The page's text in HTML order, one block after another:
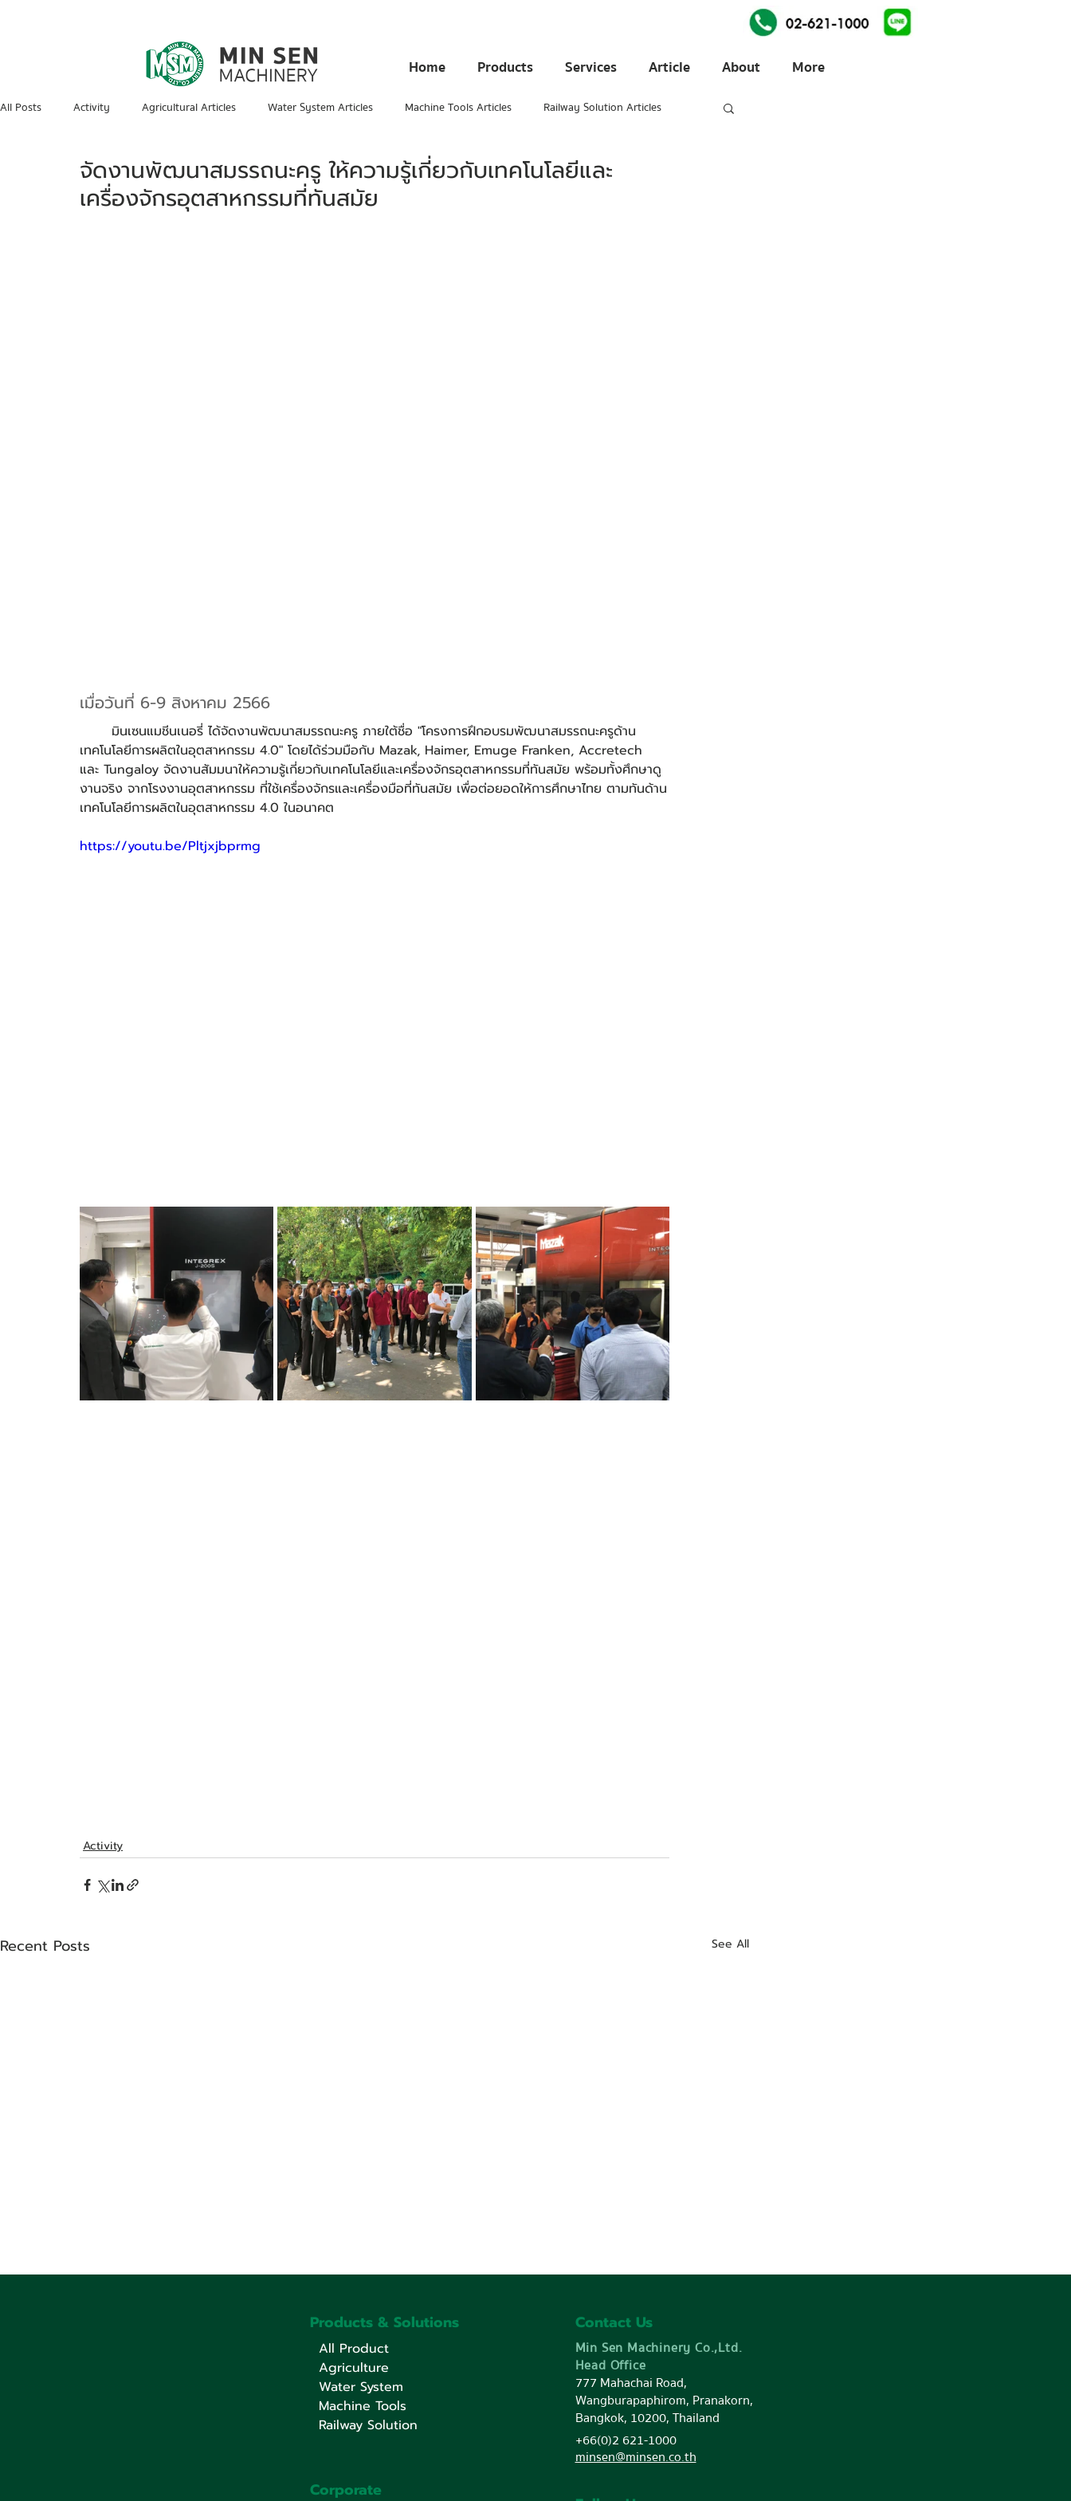
Home Products Services Article About More
All Posts Activity Agricultural Articles Water System Articles Machine Tools Articles Railway Solution Articles
จัดงานพัฒนาสมรรถนะครู ให้ความรู้เกี่ยวกับเทคโนโลยีและ
เครื่องจักรอุตสาหกรรมที่ทันสมัย
เมื่อวันที่ 6-9 สิงหาคม 2566
เทคโนโลยีการผลิตในอุตสาหกรรม 4.0" โดยได้ร่วมมือกับ Mazak, Haimer, Emuge Franken, Accretech
และ Tungaloy จัดงานสัมมนาให้ความรู้เกี่ยวกับเทคโนโลยีและเครื่องจักรอุตสาหกรรมที่ทันสมัย พร้อมทั้งศึกษาดู
งานจริง จากโรงงานอุตสาหกรรม ที่ใช้เครื่องจักรและเครื่องมือที่ทันสมัย เพื่อต่อยอดให้การศึกษาไทย ตามทันด้าน
เทคโนโลยีการผลิตในอุตสาหกรรม 4.0 ในอนาคต
https://youtu.be/Pltjxjbprmg
Activity
Recent Posts See All
พี่สิงห์ออกบูธที่งาน เกษตร
อีสานใต้ จังหวัดอุบลราชธานี
ยอดขายเติบโตอันดับสูงสุด
สินค้าแบรนด์ HAIMER ใน
South East Asia ประจำปี
Products & Solutions
All Product
Agriculture
Water System
Machine Tools
Railway Solution
Corporate
Contact Us
Min Sen Machinery Co.,Ltd.
Head Office
777 Mahachai Road,
Wangburapaphirom, Pranakorn,
Bangkok, 10200, Thailand
+66(0)2 621-1000
minsen@minsen.co.th